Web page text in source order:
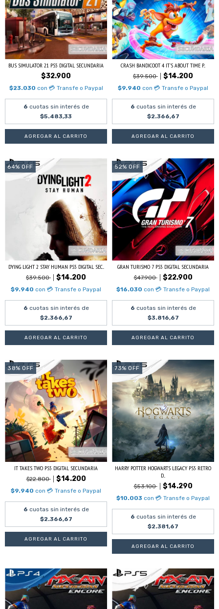
BUS SIMULATOR 21 PS5 DIGITAL SECUNDARIA
$32.900
$23.030 con 💳 Transfe o Paypal
6 cuotas sin interés de
$5.483,33
CRASH BANDICOOT 4 IT'S ABOUT TIME P...
$39.500 $14.200
$9.940 con 💳 Transfe o Paypal
6 cuotas sin interés de
$2.366,67
64% OFF
DYING LIGHT 2 STAY HUMAN PS5 DIGITAL SEC...
$39.500 $14.200
$9.940 con 💳 Transfe o Paypal
6 cuotas sin interés de
$2.366,67
52% OFF
GRAN TURISMO 7 PS5 DIGITAL SECUNDARIA
$47.900 $22.900
$16.030 con 💳 Transfe o Paypal
6 cuotas sin interés de
$3.816,67
38% OFF
IT TAKES TWO PS5 DIGITAL SECUNDARIA
$22.800 $14.200
$9.940 con 💳 Transfe o Paypal
6 cuotas sin interés de
$2.366,67
73% OFF
HARRY POTTER HOGWARTS LEGACY PS5 RETRO
D...
$53.100 $14.290
$10.003 con 💳 Transfe o Paypal
6 cuotas sin interés de
$2.381,67